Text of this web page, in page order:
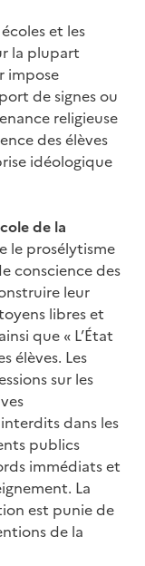
et les
la plupart
impose
de signes ou
religieuse
des élèves
idéologique
de la
le prosélytisme
conscience des
leur
libres et
que « L’État
élèves. Les
sur les
dans les
publics
immédiats et
La
est punie de
de la